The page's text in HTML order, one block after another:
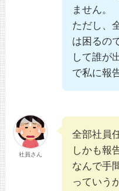
ません。
ただし、
は困るの
して誰が
で私に報
社員さん
全部社員
しかも報
なんで手
っていう